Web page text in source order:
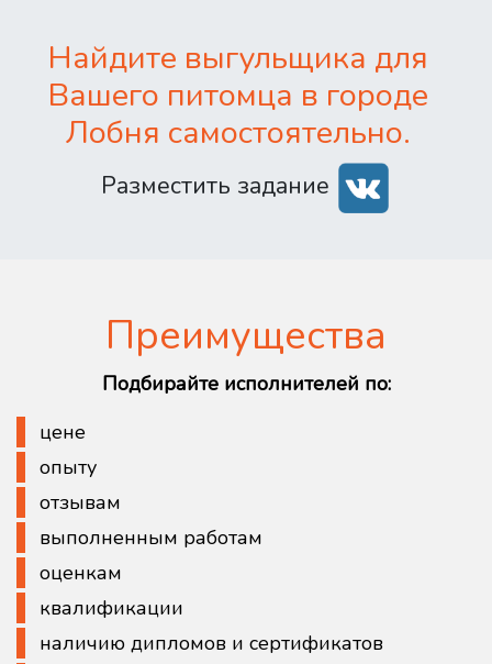
Найдите выгульщика для
Вашего питомца в городе
Лобня самостоятельно.
Разместить задание
Преимущества
Подбирайте исполнителей по:
цене
опыту
отзывам
выполненным работам
оценкам
квалификации
наличию дипломов и сертификатов